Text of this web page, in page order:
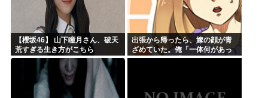
【櫻坂46】 山下瞳月さん、破天
荒すぎる生き方がこちら
出張から帰ったら、嫁の顔が青
ざめていた。俺「一体何があっ
たんだ？」嫁「…」→子供たち